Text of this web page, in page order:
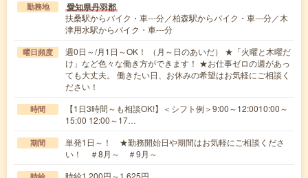
勤務地 愛知県丹羽郡
扶桑駅からバイク・車---分／柏森駅からバイク・車---分／木
津用水駅からバイク・車---分
曜日頻度
週0日～/月1日～OK！ （月～日のあいだ） ★「火曜と木曜だ
け」など色々な働き方ができます！ ★お仕事ゼロの週があっ
ても大丈夫。 働きたい日、お休みの希望はお気軽にご相談く
ださい！
時間
【1日3時間～も相談OK!】＜シフト例＞9:00～12:0010:00～
15:00 12:00～17…
期間
単発1日～！ ★勤務開始日や期間はお気軽にご相談くださ
い！ ＃8月～ ＃9月～
時給1,200円～1,625円